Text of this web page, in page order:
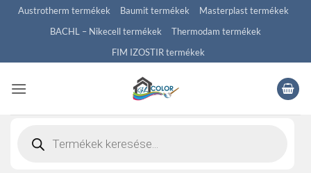
SkipAustrotherm termékek Baumit termékek
Masterplast termékek
BACHL – Nikecell termékek
Thermodam termékek
FIM IZOSTIR termékek
search